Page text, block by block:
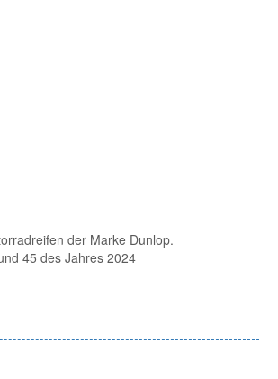
der Marke Dunlop.
45 des Jahres 2024